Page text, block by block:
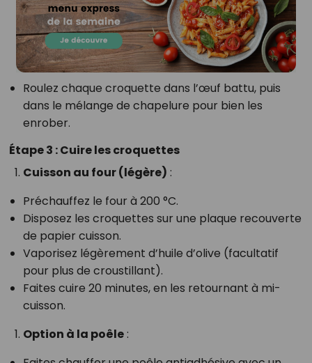
Roulez chaque croquette dans l’œuf battu, puis
dans le mélange de chapelure pour bien les
enrober.
Étape 3 : Cuire les croquettes
Cuisson au four (légère) :
Préchauffez le four à 200 °C.
Disposez les croquettes sur une plaque recouverte
de papier cuisson.
Vaporisez légèrement d’huile d’olive (facultatif
pour plus de croustillant).
Faites cuire 20 minutes, en les retournant à mi-
cuisson.
Option à la poêle: